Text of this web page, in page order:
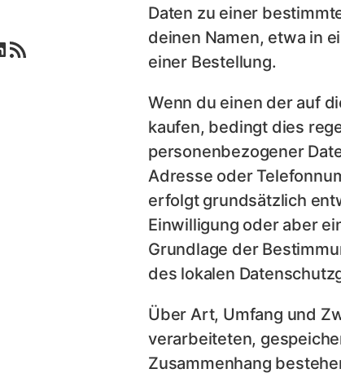
RSS-Feed
Daten zu einer
deinen Namen, etwa in
einer Bestellung.
Wenn du einen der auf
kaufen, bedingt dies
personenbezogener
Adresse oder
erfolgt grundsätzlich
Einwilligung oder aber
Grundlage der
des lokalen
Über Art, Umfang und
verarbeiteten,
Zusammenhang